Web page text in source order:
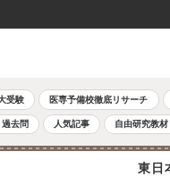
受験 医専予備校徹底リサーチ
去問 人気記事 自由研究教材
東日